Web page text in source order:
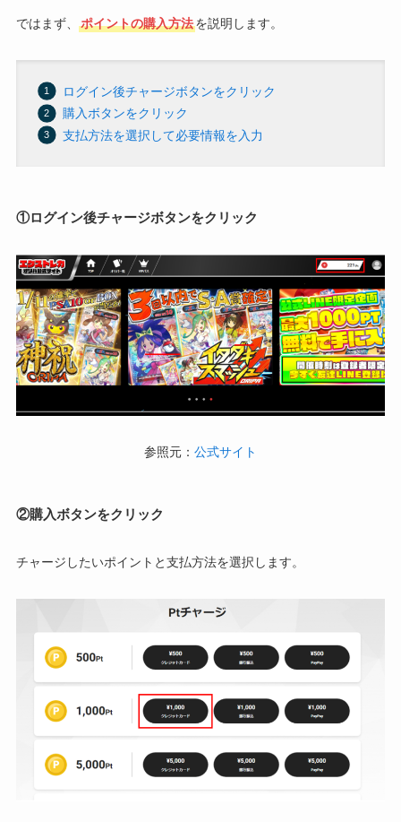
ではまず、 ポイントの購入方法を説明します。
ログイン後チャージボタンをクリック
購入ボタンをクリック
支払方法を選択して必要情報を入力
①ログイン後チャージボタンをクリック
参照元： 公式サイト
②購入ボタンをクリック
チャージしたいポイントと支払方法を選択します。